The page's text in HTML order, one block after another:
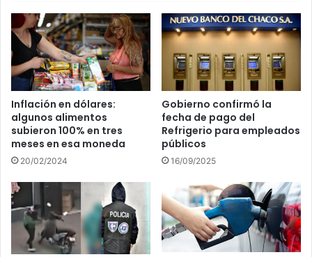
Inflación en dólares:
algunos alimentos
subieron 100% en tres
meses en esa moneda
20/02/2024
Gobierno confirmó la
fecha de pago del
Refrigerio para empleados
públicos
16/09/2025